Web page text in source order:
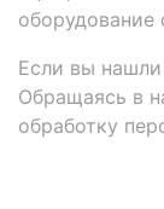
оборудование
Если вы
Обращаясь в
обработку